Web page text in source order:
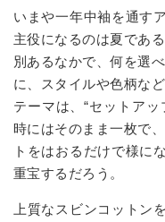
いまや一年中袖を通す
主役になるのは夏であ
別あるなかで、何を選
に、スタイルや色柄な
テーマは、“セットア
時にはそのまま一枚で
トをはおるだけで様に
重宝するだろう。
上質なスビンコットン